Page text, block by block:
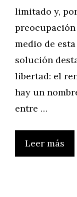
limitado y,
medio de
solución
libertad: el
hay un
entre …
Leer más